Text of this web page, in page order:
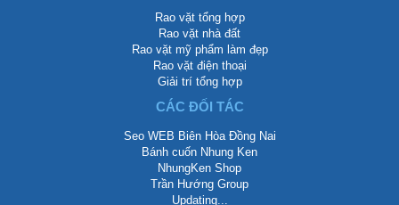
Rao vặt tổng hợp
Rao vặt nhà đất
Rao vặt mỹ phẩm làm đẹp
Rao vặt điện thoại
Giải trí tổng hợp
CÁC ĐỐI TÁC
Seo WEB Biên Hòa Đồng Nai
Bánh cuốn Nhung Ken
NhungKen Shop
Trần Hướng Group
Updating...